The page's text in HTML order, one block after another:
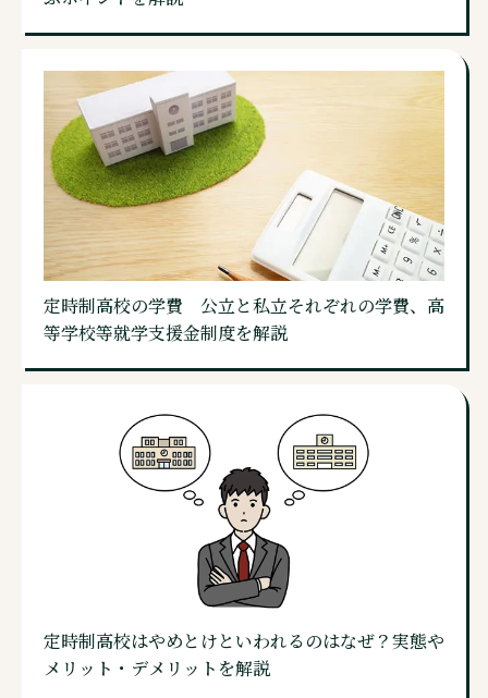
定時制高校の学費 公立と私立それぞれの学費、高
等学校等就学支援金制度を解説
定時制高校はやめとけといわれるのはなぜ？実態や
メリット・デメリットを解説